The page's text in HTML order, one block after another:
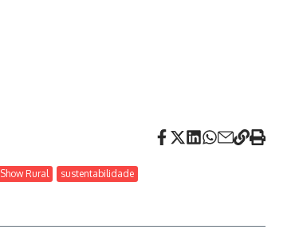
Show Rural sustentabilidade